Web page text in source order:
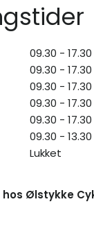
09.30 - 17.30
09.30 - 17.30
09.30 - 17.30
09.30 - 17.30
09.30 - 17.30
09.30 - 13.30
Lukket
hos Ølstykke